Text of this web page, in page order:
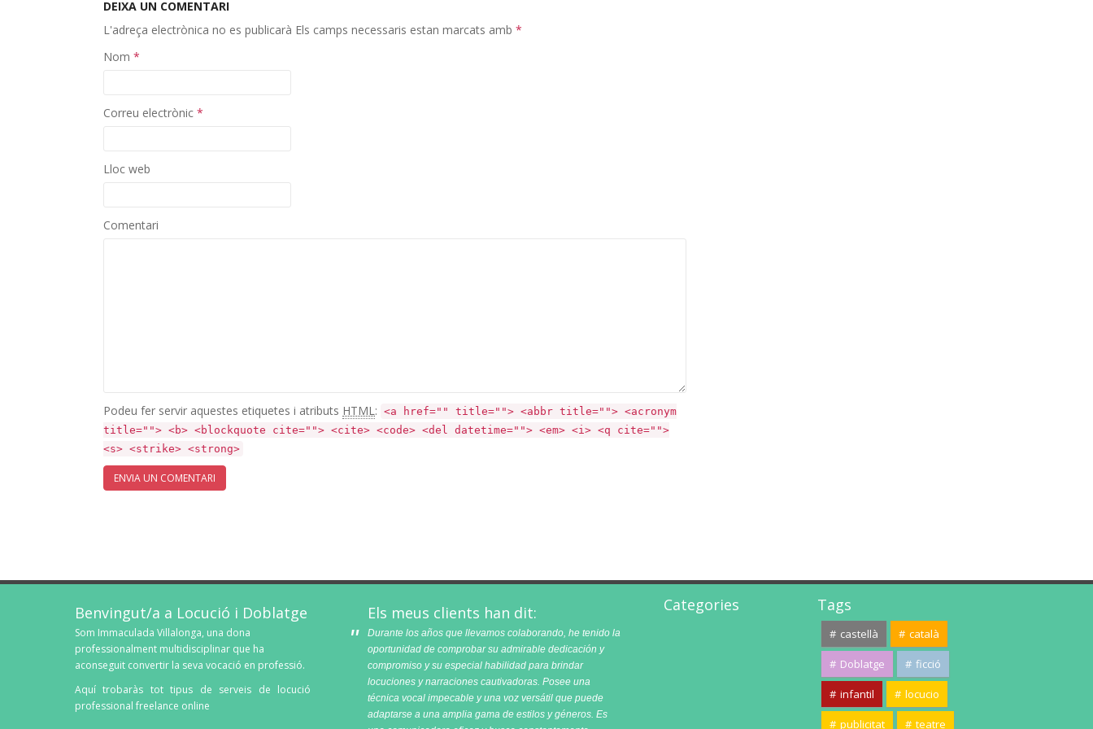
DEIXA UN COMENTARI
L'adreça electrònica no es publicarà Els camps necessaris estan marcats amb *
Nom *
Correu electrònic *
Lloc web
Comentari
Podeu fer servir aquestes etiquetes i atributs HTML : <a href="" title=""> <abbr title=""> <acronym
title=""> <b> <blockquote cite=""> <cite> <code> <del datetime=""> <em> <i> <q cite="">
<s> <strike> <strong>
Benvingut/a a Locució i Doblatge
Som Immaculada Villalonga, una dona
professionalment multidisciplinar que ha
aconseguit convertir la seva vocació en professió.
Aquí trobaràs tot tipus de serveis de locució
professional freelance online
Els meus clients han dit:
Durante los años que llevamos colaborando, he tenido la
oportunidad de comprobar su admirable dedicación y
compromiso y su especial habilidad para brindar
locuciones y narraciones cautivadoras. Posee una
técnica vocal impecable y una voz versátil que puede
adaptarse a una amplia gama de estilos y géneros. Es
Tags
castellà català
Doblatge ficció
infantil locucio
publicitat teatre
Categories